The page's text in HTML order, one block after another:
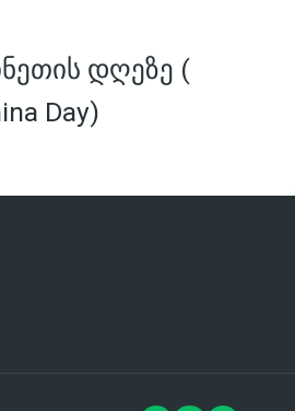
დღეზე (
Day)